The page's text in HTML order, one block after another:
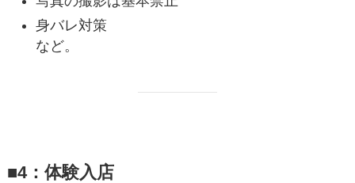
身バレ対策
など。
■4：体験入店